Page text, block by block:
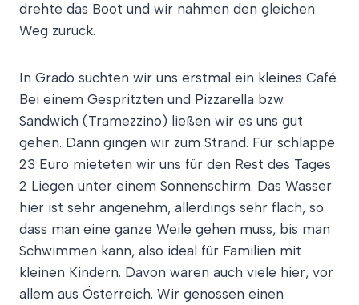
drehte das Boot und wir nahmen den gleichen
Weg zurück.
In Grado suchten wir uns erstmal ein kleines Café.
Bei einem Gespritzten und Pizzarella bzw.
Sandwich (Tramezzino) ließen wir es uns gut
gehen. Dann gingen wir zum Strand. Für schlappe
23 Euro mieteten wir uns für den Rest des Tages
2 Liegen unter einem Sonnenschirm. Das Wasser
hier ist sehr angenehm, allerdings sehr flach, so
dass man eine ganze Weile gehen muss, bis man
Schwimmen kann, also ideal für Familien mit
kleinen Kindern. Davon waren auch viele hier, vor
allem aus Österreich. Wir genossen einen